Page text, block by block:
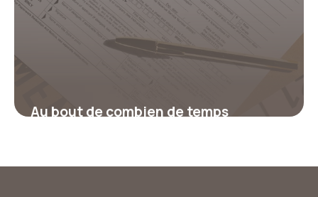
Au bout de combien de temps